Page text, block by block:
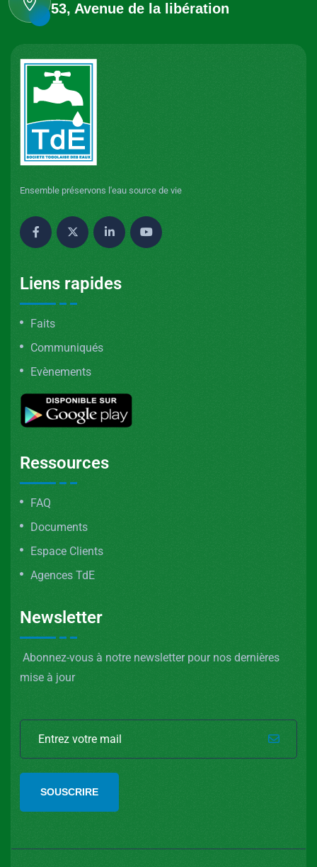
53, Avenue de la libération
Ensemble préservons l'eau source de vie
Liens rapides
Faits
Communiqués
Evènements
Ressources
FAQ
Documents
Espace Clients
Agences TdE
Newsletter
Abonnez-vous à notre newsletter pour nos dernières
mise à jour
SOUSCRIRE